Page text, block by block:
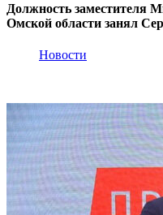
Должность заместителя
Омской области занял
Новости